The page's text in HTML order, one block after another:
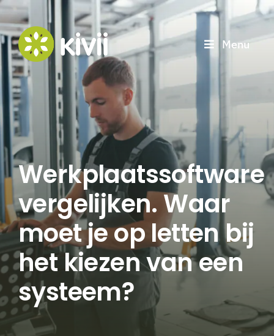
Ga
naar
inhoud
Menu
Werkplaatssoftware
vergelijken. Waar
moet je op letten bij
het kiezen van een
systeem?